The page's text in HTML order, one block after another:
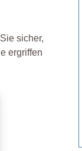
sicher,
ergriffen